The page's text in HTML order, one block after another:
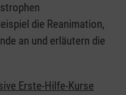
die Reanimation,
an und erläutern die
Erste-Hilfe-Kurse